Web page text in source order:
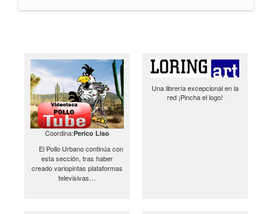
Coordina:Perico Liso
El Pollo Urbano continúa con
esta sección, tras haber
creado variopintas plataformas
televisivas…
Una librería excepcional en la
red ¡Pincha el logo!